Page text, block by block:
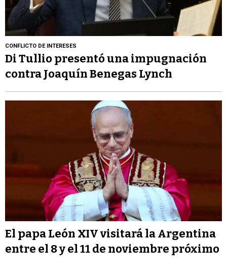
CONFLICTO DE INTERESES
Di Tullio presentó una impugnación
contra Joaquín Benegas Lynch
El papa León XIV visitará la Argentina
entre el 8 y el 11 de noviembre próximo